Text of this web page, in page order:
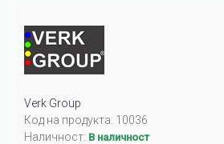
Verk Group
Код на продукта: 10036
Наличност: В наличност